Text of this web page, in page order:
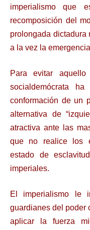
imperialismo que
recomposición del
prolongada
a la vez la
Para evitar
socialdemócrata
conformación de un
alternativa de
atractiva ante las
que no realice los
estado de
imperiales.
El imperialismo le
guardianes del poder
aplicar la fuerza